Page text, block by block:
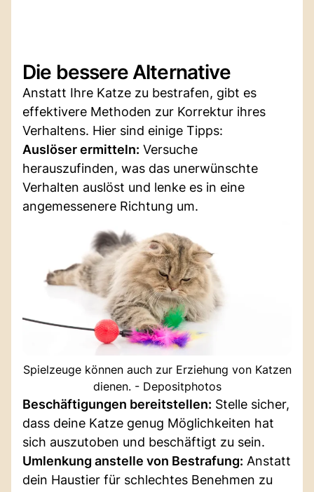
Die bessere Alternative
Anstatt Ihre Katze zu bestrafen, gibt es
effektivere Methoden zur Korrektur ihres
Verhaltens. Hier sind einige Tipps:
Auslöser ermitteln: Versuche
herauszufinden, was das unerwünschte
Verhalten auslöst und lenke es in eine
angemessenere Richtung um.
Spielzeuge können auch zur Erziehung von Katzen
dienen. - Depositphotos
Beschäftigungen bereitstellen: Stelle sicher,
dass deine Katze genug Möglichkeiten hat
sich auszutoben und beschäftigt zu sein.
Umlenkung anstelle von Bestrafung: Anstatt
dein Haustier für schlechtes Benehmen zu